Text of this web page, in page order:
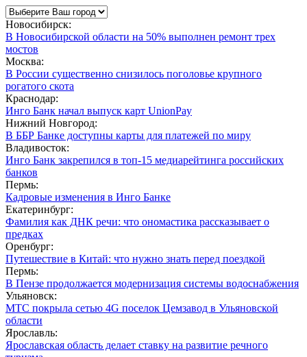
Новосибирск:
В Новосибирской области на 50% выполнен ремонт трех
мостов
Москва:
В России существенно снизилось поголовье крупного
рогатого скота
Краснодар:
Инго Банк начал выпуск карт UnionPay
Нижний Новгород:
В ББР Банке доступны карты для платежей по миру
Владивосток:
Инго Банк закрепился в топ-15 медиарейтинга российских
банков
Пермь:
Кадровые изменения в Инго Банке
Екатеринбург:
Фамилия как ДНК речи: что ономастика рассказывает о
предках
Оренбург:
Путешествие в Китай: что нужно знать перед поездкой
Пермь:
В Пензе продолжается модернизация системы водоснабжения
Ульяновск:
МТС покрыла сетью 4G поселок Цемзавод в Ульяновской
области
Ярославль:
Ярославская область делает ставку на развитие речного